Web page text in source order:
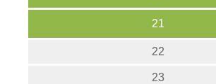
21
22
23